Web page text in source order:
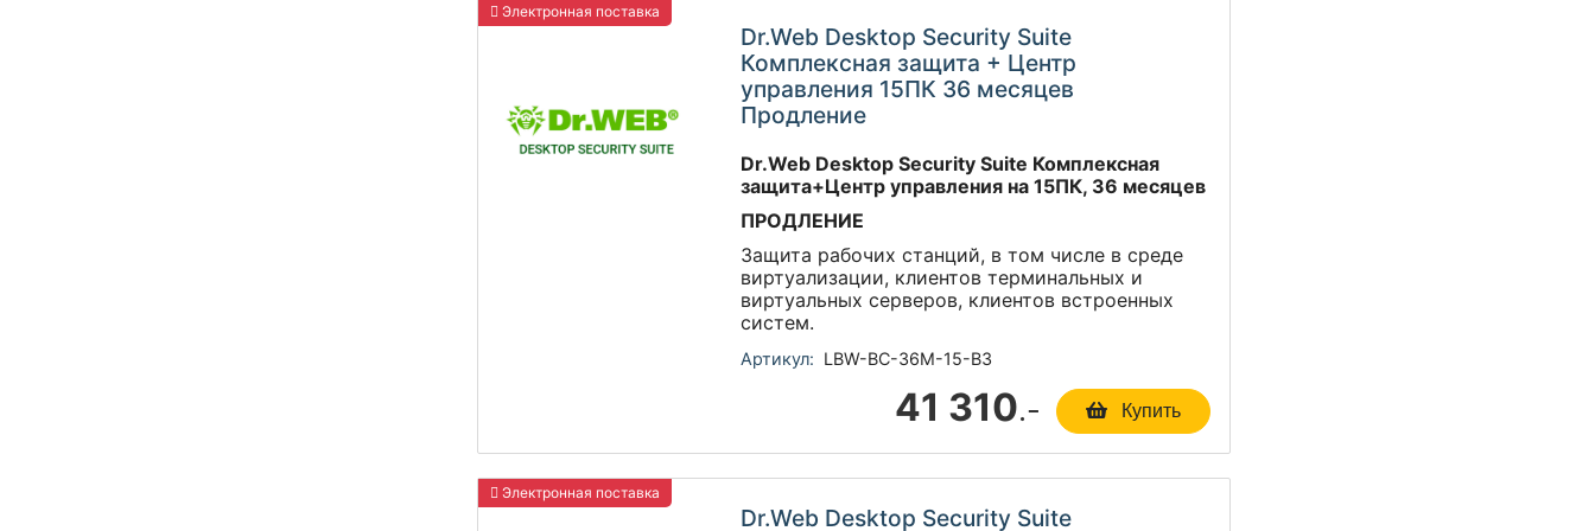
Электронная поставка
Dr.Web Desktop Security Suite
Комплексная защита + Центр
управления 15ПК 36 месяцев
Продление
Dr.Web Desktop Security Suite Комплексная
защита+Центр управления на 15ПК, 36 месяцев
ПРОДЛЕНИЕ
Защита рабочих станций, в том числе в среде
виртуализации, клиентов терминальных и
виртуальных серверов, клиентов встроенных
систем.
Артикул: LBW-BC-36M-15-B3
41 310.- Купить
Электронная поставка
Dr.Web Desktop Security Suite